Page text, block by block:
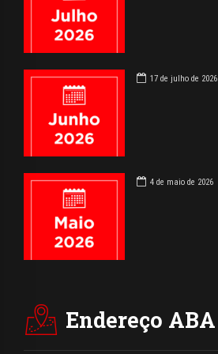
17 de julho de 2026
4 de maio de 2026
Endereço ABA